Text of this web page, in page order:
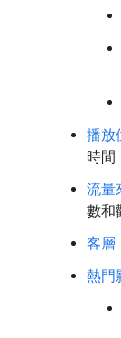
播放
時間
流量
數和
客層
熱門